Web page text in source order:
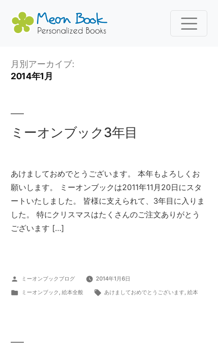
月別アーカイブ:
2014年1月
ミーオンブック3年目
あけましておめでとうございます。 本年もよろしくお
願いします。 ミーオンブックは2011年11月20日にスタ
ートいたしました。 皆様に支えられて、3年目に入りま
した。 特にクリスマスはたくさんのご注文ありがとう
ございます […]
投
稿
ミーオンブックブログ
2014年1月6日
カミーオンブック 絵本全般
タ
あけましておめでとうございます ,絵本